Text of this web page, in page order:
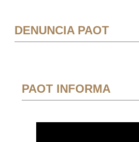
DENUNCIA PAOT
PAOT INFORMA